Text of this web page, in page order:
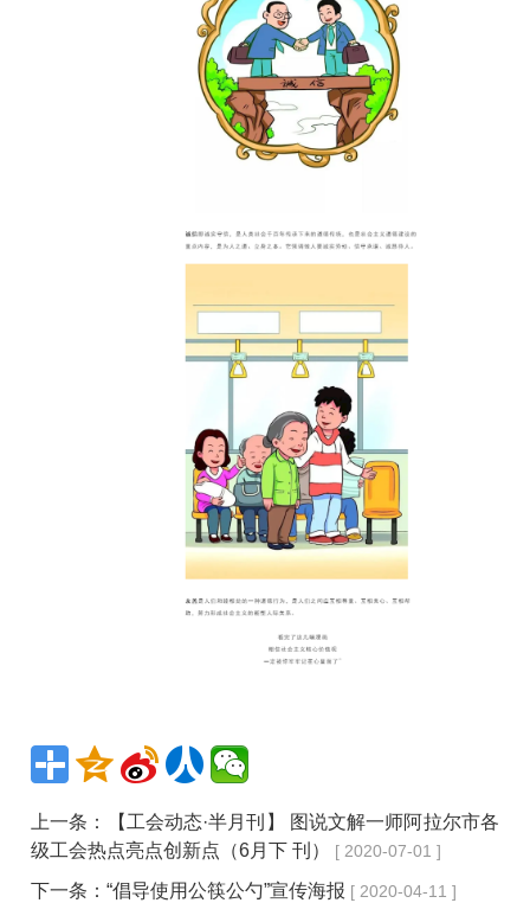
上一条：
【工会动态·半月刊】 图说文解一师阿拉尔市各
级工会热点亮点创新点（6月下 刊）
[ 2020-07-01 ]
下一条：“倡导使用公筷公勺”宣传海报 [ 2020-04-11 ]